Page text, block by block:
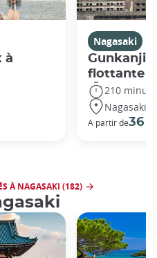
à
Nagasaki
flottante
210
Nagasaki
A partir de36 €
À NAGASAKI (182)